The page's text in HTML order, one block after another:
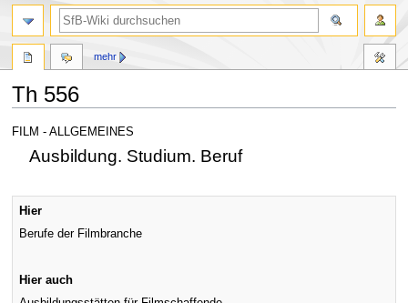
Th 556
Zur
Navigation
springen
Zur
Suche
springen
FILM - ALLGEMEINES
Ausbildung. Studium. Beruf
Hier
Berufe der Filmbranche
Hier auch
mehr